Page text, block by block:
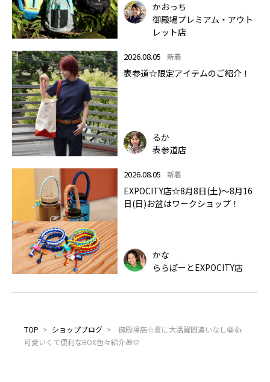
かおっち
御殿場プレミアム・アウト
レット店
2026.08.05 新着
表参道☆限定アイテムのご紹介！
るか
表参道店
2026.08.05 新着
EXPOCITY店☆8月8日(土)～8月16
日(日)お盆はワークショップ！
かな
ららぽーとEXPOCITY店
TOP > ショップブログ >
御殿場店☆夏に大活躍間違いなし😁👍
可愛いくて便利なBOX色々紹介🎁🩷